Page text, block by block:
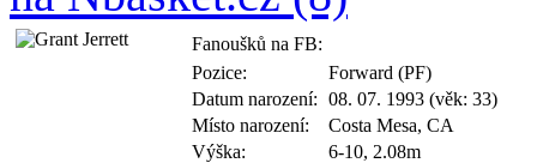
Fanoušků na FB:
Pozice:
Forward (PF)
Datum narození: 08. 07. 1993 (věk: 33)
Místo narození:
Costa Mesa, CA
Výška:
6-10, 2.08m